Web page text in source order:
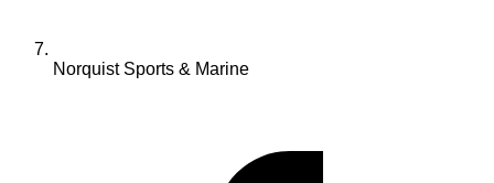
Norquist Sports & Marine